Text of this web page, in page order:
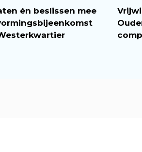
én beslissen mee